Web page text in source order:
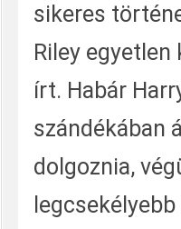
sikeres
Riley
írt. Habár
szándékában
dolgoznia,